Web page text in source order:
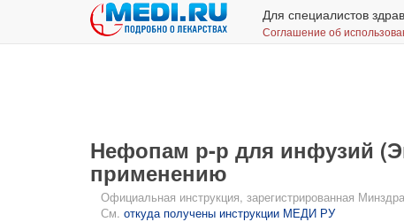
Для специалистов
Соглашение об
Нефопам р-р для инфузий
применению
Официальная инструкция, зарегистрированная
См. откуда получены инструкции МЕДИ РУ